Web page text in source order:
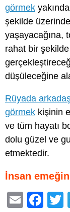
görmek
şekilde
yaşayacağına,
rahat bir
düşüleceğine
Rüyada
görmek kişinin
ve tüm hayatı
dolu güzel ve
etmektedir.
İnsan
E
F